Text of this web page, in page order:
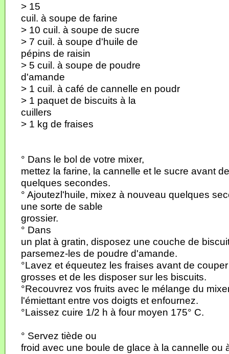
> 15
cuil. à soupe de farine
> 10 cuil. à soupe de sucre
> 7 cuil. à soupe d'huile de
pépins de raisin
> 5 cuil. à soupe de poudre
d'amande
> 1 cuil. à café de cannelle en poudr
> 1 paquet de biscuits à la
cuillers
> 1 kg de fraises
° Dans le bol de votre mixer,
mettez la farine, la cannelle et le sucre avant
quelques secondes.
° Ajoutezl'huile, mixez à nouveau quelques
une sorte de sable
grossier.
° Dans
un plat à gratin, disposez une couche de
parsemez-les de poudre d'amande.
°Lavez et équeutez les fraises avant de
grosses et de les disposer sur les biscuits.
°Recouvrez vos fruits avec le mélange du
l'émiettant entre vos doigts et enfournez.
°Laissez cuire 1/2 h à four moyen 175° C.
° Servez tiède ou
froid avec une boule de glace à la cannelle ou